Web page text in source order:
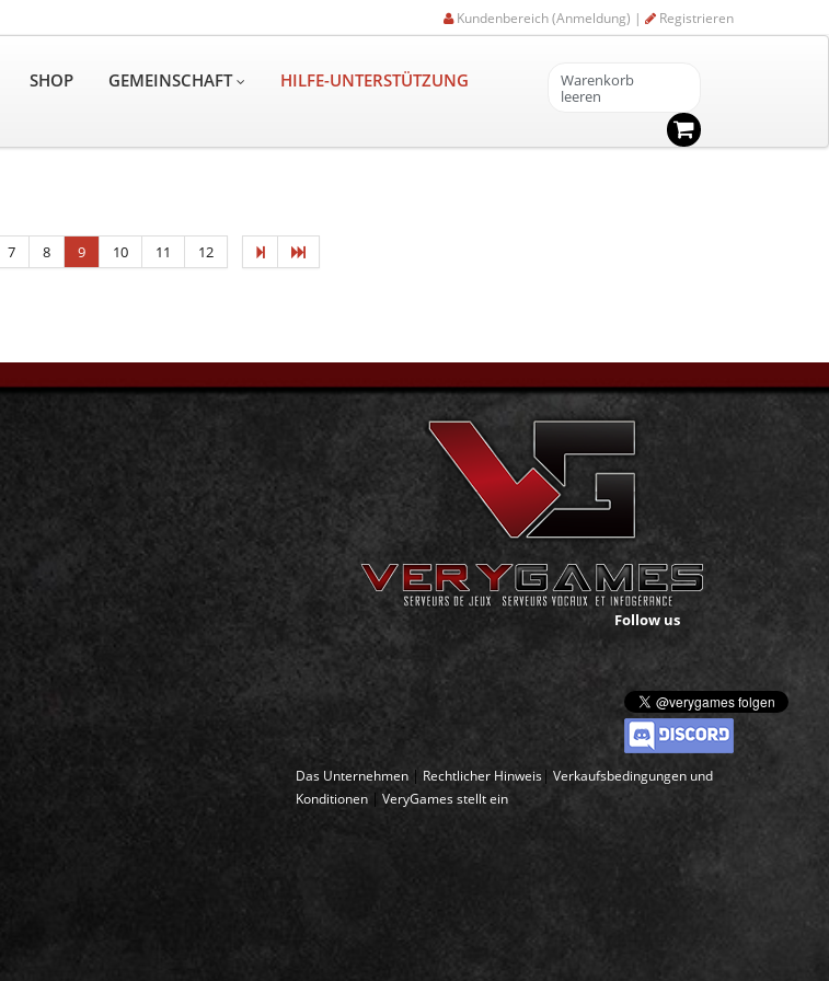
Kundenbereich (Anmeldung) | Registrieren
SHOP GEMEINSCHAFT HILFE-UNTERSTÜTZUNG
Warenkorb
leeren
7 8 9 10 11 12
Follow us
Das Unternehmen | Rechtlicher Hinweis| Verkaufsbedingungen und
Konditionen | VeryGames stellt ein